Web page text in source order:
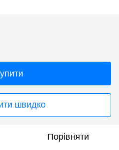
швидко
Порівняти